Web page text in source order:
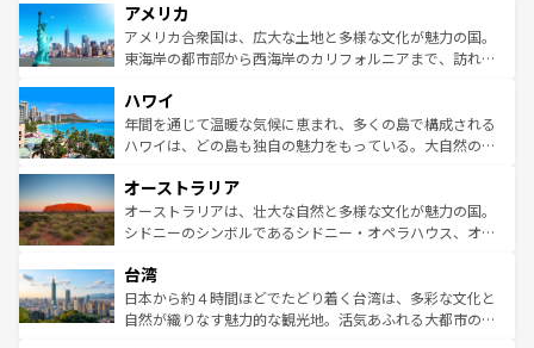
ンツ一覧を参照してほしい。
の建物がそのまま残る町や、スイスならではのユニークな
博物館もあり、アルプス観光だけでなく町歩きも満喫する
ことができる。国民の所得が高いため物価も高いが、旅行
ば市内交通費無料で観光を楽しむこともできる。 なお、新
着のスイス情報はコンテンツ一覧 を参照してほしい。
アメリカ
アメリカ合衆国は、広大な土地と多様な文化が魅力の国。
東海岸の都市部から西海岸のカリフォルニアまで、訪れる
のような巨大都市は、観光、ショッピング、エンターテイ
ンメントが詰まった刺激的なスポットだ。一方、アメリカ
西部には大自然が広がり、グランドキャニオンやイエロー
部のニューオーリンズでは、音楽と美食が融合した独特の
文化が魅力。旅行者はアメリカの各地域で異なる魅力を楽
しみながら、その多様性と豊かな歴史を感じることができ
ならではの贅沢な旅のスタイルだ。 なお、新着のアメリカ
情報はコンテンツ一覧を参照してほしい。
ハワイ
年間を通じて温暖な気候に恵まれ、多くの島で構成される
ハワイは、どの島も独自の魅力をもっている。大自然の神
ワイ島は見逃せない。また、定番の観光地といえばオアフ
島だが、静かな自然を求めるならマウイ島やカウアイ島が
おすすめ。エメラルドグリーンに輝く海をはじめ、豊かな
れるおもてなしの心で訪れる人々を迎えてくれるハワイの
人々、おいしいローカルフードやハワイアンミュージッ
ク、伝統的なフラダンスなど、すべてがハワイの魅力を彩
オーストラリア
オーストラリアは、壮大な自然と多様な文化が魅力の国。
シドニーのシンボルであるシドニー・オペラハウス、オー
リアリーフや大陸中央部にそびえるウルル（エアーズロッ
ク）、タスマニアの美しい原生林やケアンズの熱帯雨林な
ど、見どころがたくさん。また、カフェやワイン、オージ
台湾
日本から約４時間ほどでたどり着く台湾は、多彩な文化と
自然が織りなす魅力的な観光地。活気あふれる大都市の台